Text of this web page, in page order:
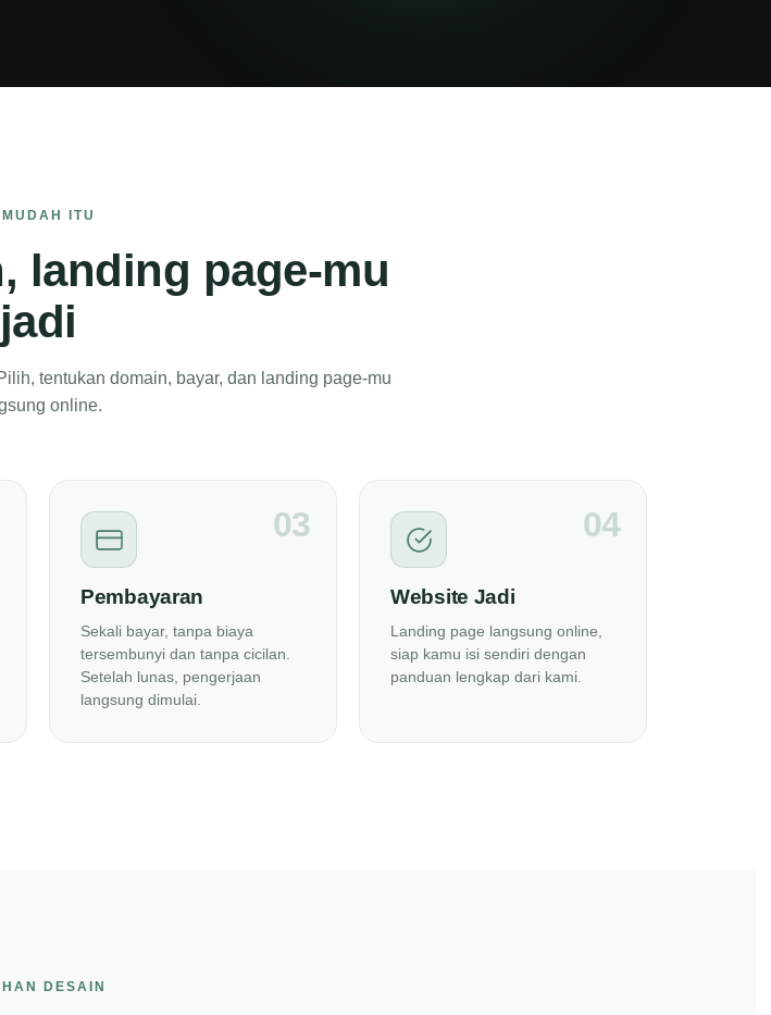
ITU
landing page-mu
jadi
tentukan domain, bayar, dan landing page-mu
online.
03
Pembayaran
Sekali bayar, tanpa biaya
tersembunyi dan tanpa cicilan.
Setelah lunas, pengerjaan
langsung dimulai.
04
Website Jadi
Landing page langsung online,
siap kamu isi sendiri dengan
panduan lengkap dari kami.
DESAIN